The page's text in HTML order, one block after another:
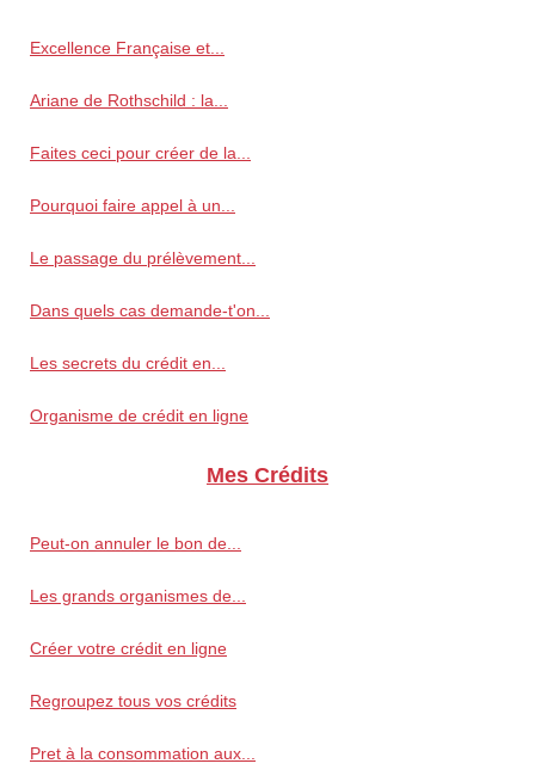
Excellence Française et...
Ariane de Rothschild : la...
Faites ceci pour créer de la...
Pourquoi faire appel à un...
Le passage du prélèvement...
Dans quels cas demande-t'on...
Les secrets du crédit en...
Organisme de crédit en ligne
Mes Crédits
Peut-on annuler le bon de...
Les grands organismes de...
Créer votre crédit en ligne
Regroupez tous vos crédits
Pret à la consommation aux...